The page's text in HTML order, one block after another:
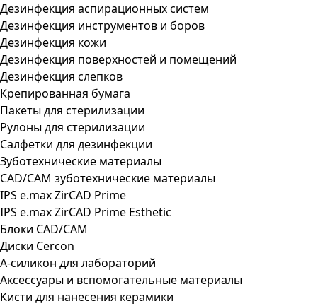
Дезинфекция аспирационных систем
Дезинфекция инструментов и боров
Дезинфекция кожи
Дезинфекция поверхностей и помещений
Дезинфекция слепков
Крепированная бумага
Пакеты для стерилизации
Рулоны для стерилизации
Салфетки для дезинфекции
Зуботехнические материалы
CAD/CAM зуботехнические материалы
IPS e.max ZirCAD Prime
IPS e.max ZirCAD Prime Esthetic
Блоки CAD/CAM
Диски Cercon
А-силикон для лабораторий
Аксессуары и вспомогательные материалы
Кисти для нанесения керамики